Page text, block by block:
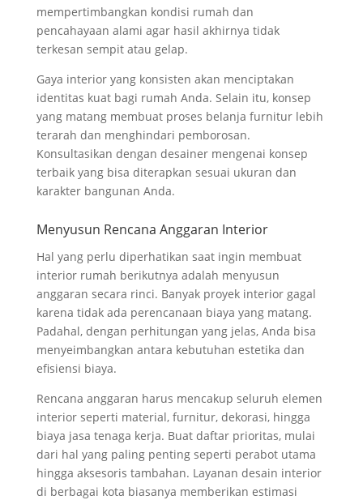
mempertimbangkan kondisi rumah dan
pencahayaan alami agar hasil akhirnya tidak
terkesan sempit atau gelap.
Gaya interior yang konsisten akan menciptakan
identitas kuat bagi rumah Anda. Selain itu, konsep
yang matang membuat proses belanja furnitur lebih
terarah dan menghindari pemborosan.
Konsultasikan dengan desainer mengenai konsep
terbaik yang bisa diterapkan sesuai ukuran dan
karakter bangunan Anda.
Menyusun Rencana Anggaran Interior
Hal yang perlu diperhatikan saat ingin membuat
interior rumah berikutnya adalah menyusun
anggaran secara rinci. Banyak proyek interior gagal
karena tidak ada perencanaan biaya yang matang.
Padahal, dengan perhitungan yang jelas, Anda bisa
menyeimbangkan antara kebutuhan estetika dan
efisiensi biaya.
Rencana anggaran harus mencakup seluruh elemen
interior seperti material, furnitur, dekorasi, hingga
biaya jasa tenaga kerja. Buat daftar prioritas, mulai
dari hal yang paling penting seperti perabot utama
hingga aksesoris tambahan. Layanan desain interior
di berbagai kota biasanya memberikan estimasi